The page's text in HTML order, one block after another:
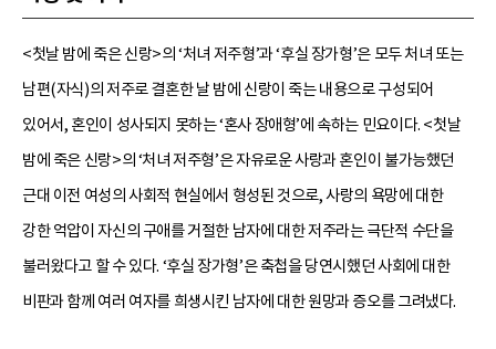
<첫날 밤에 죽은 신랑>의 ‘처녀 저주형’과 ‘후실 장가형’은 모두 처녀 또는
남편(자식)의 저주로 결혼한 날 밤에 신랑이 죽는 내용으로 구성되어
있어서, 혼인이 성사되지 못하는 ‘혼사 장애형’에 속하는 민요이다. <첫날
밤에 죽은 신랑>의 ‘처녀 저주형’은 자유로운 사랑과 혼인이 불가능했던
근대 이전 여성의 사회적 현실에서 형성된 것으로, 사랑의 욕망에 대한
강한 억압이 자신의 구애를 거절한 남자에 대한 저주라는 극단적 수단을
불러왔다고 할 수 있다. ‘후실 장가형’은 축첩을 당연시했던 사회에 대한
비판과 함께 여러 여자를 희생시킨 남자에 대한 원망과 증오를 그려냈다.